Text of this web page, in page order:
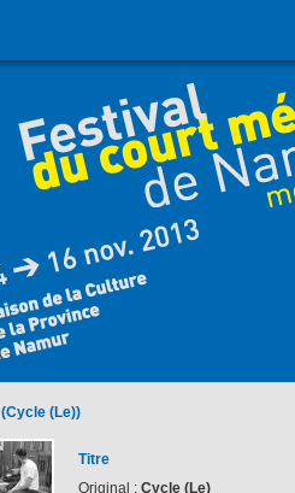
(Cycle (Le))
Titre
Original : Cycle (Le)